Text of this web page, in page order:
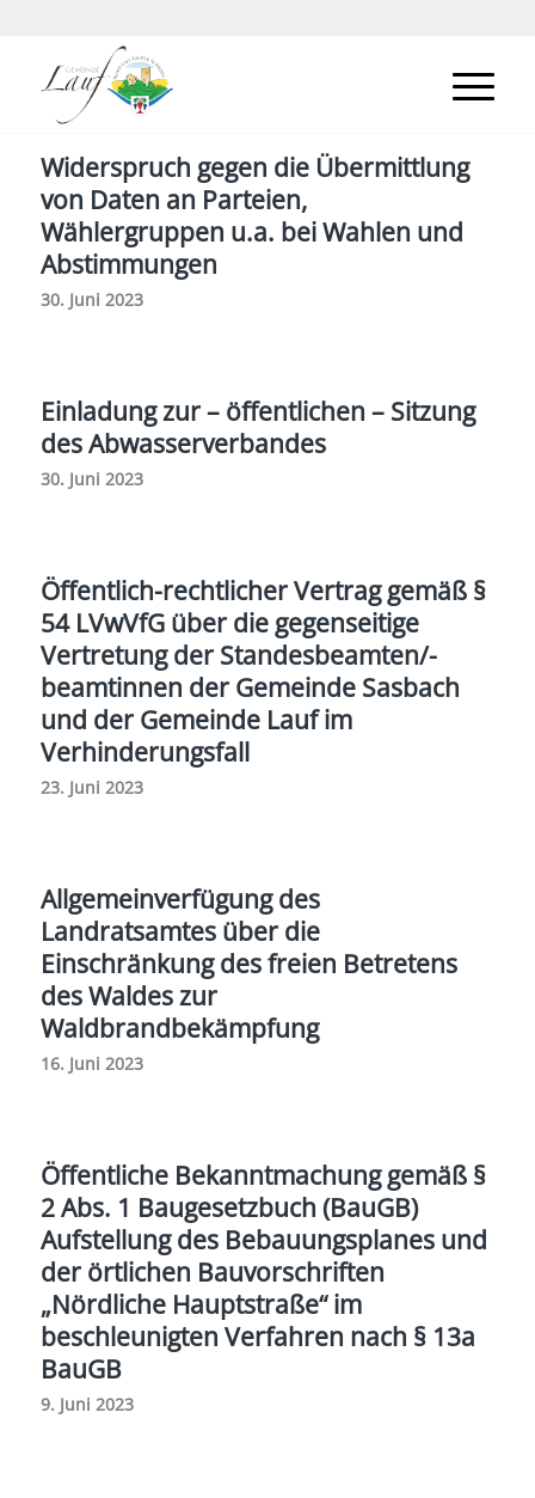
Widerspruch gegen die Übermittlung
von Daten an Parteien,
Wählergruppen u.a. bei Wahlen und
Abstimmungen
30. Juni 2023
Einladung zur – öffentlichen – Sitzung
des Abwasserverbandes
30. Juni 2023
Öffentlich-rechtlicher Vertrag gemäß §
54 LVwVfG über die gegenseitige
Vertretung der Standesbeamten/-
beamtinnen der Gemeinde Sasbach
und der Gemeinde Lauf im
Verhinderungsfall
23. Juni 2023
Allgemeinverfügung des
Landratsamtes über die
Einschränkung des freien Betretens
des Waldes zur
Waldbrandbekämpfung
16. Juni 2023
Öffentliche Bekanntmachung gemäß §
2 Abs. 1 Baugesetzbuch (BauGB)
Aufstellung des Bebauungsplanes und
der örtlichen Bauvorschriften
„Nördliche Hauptstraße“ im
beschleunigten Verfahren nach § 13a
BauGB
9. Juni 2023